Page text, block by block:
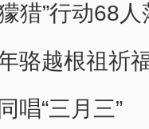
猎”行动68
骆越根祖祈
唱“三月三”